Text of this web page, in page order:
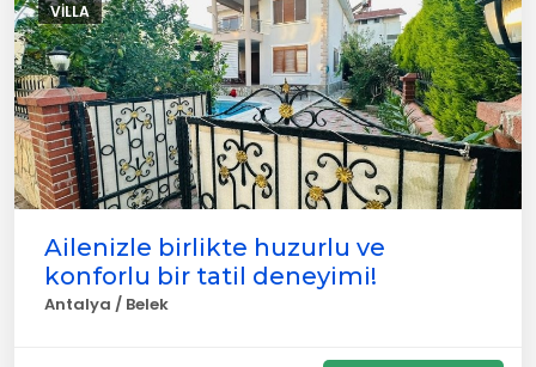
VILLA
Ailenizle birlikte huzurlu ve
konforlu bir tatil deneyimi!
Antalya / Belek